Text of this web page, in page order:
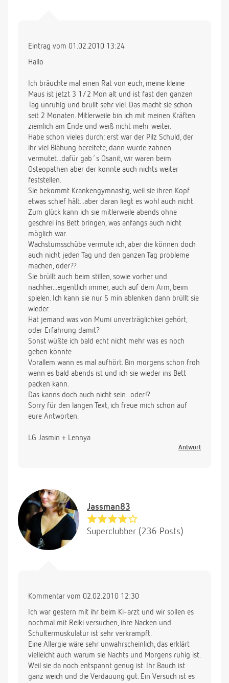
Eintrag vom 01.02.2010 13:24
Hallo
Ich bräuchte mal einen Rat von euch, meine kleine
Maus ist jetzt 3 1/2 Mon alt und ist fast den ganzen
Tag unruhig und brüllt sehr viel. Das macht sie schon
seit 2 Monaten. Mitlerweile bin ich mit meinen Kräften
ziemlich am Ende und weiß nicht mehr weiter.
Habe schon vieles durch: erst war der Pilz Schuld, der
ihr viel Blähung bereitete, dann wurde zahnen
vermutet...dafür gab´s Osanit, wir waren beim
Osteopathen aber der konnte auch nichts weiter
feststellen.
Sie bekommt Krankengymnastig, weil sie ihren Kopf
etwas schief hält...aber daran liegt es wohl auch nicht.
Zum glück kann ich sie mitlerweile abends ohne
geschrei ins Bett bringen, was anfangs auch nicht
möglich war.
Wachstumsschübe vermute ich, aber die können doch
auch nicht jeden Tag und den ganzen Tag probleme
machen, oder??
Sie brüllt auch beim stillen, sowie vorher und
nachher...eigentlich immer, auch auf dem Arm, beim
spielen. Ich kann sie nur 5 min ablenken dann brüllt sie
wieder.
Hat jemand was von Mumi unverträglichkei gehört,
oder Erfahrung damit?
Sonst wüßte ich bald echt nicht mehr was es noch
geben könnte.
Vorallem wann es mal aufhört. Bin morgens schon froh
wenn es bald abends ist und ich sie wieder ins Bett
packen kann.
Das kanns doch auch nicht sein...oder!?
Sorry für den langen Text, ich freue mich schon auf
eure Antworten.
LG Jasmin + Lennya
Antwort
Jassman83
Superclubber (236 Posts)
Kommentar vom 02.02.2010 12:30
Ich war gestern mit ihr beim Ki-arzt und wir sollen es
nochmal mit Reiki versuchen, ihre Nacken und
Schultermuskulatur ist sehr verkrampft.
Eine Allergie wäre sehr unwahrscheinlich, das erklärt
vielleicht auch warum sie Nachts und Morgens ruhig ist.
Weil sie da noch entspannt genug ist. Ihr Bauch ist
ganz weich und die Verdauung gut. Ein Versuch ist es